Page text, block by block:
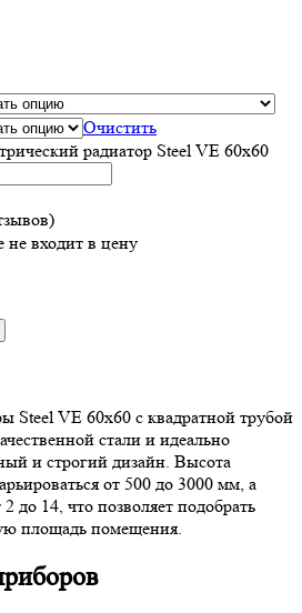
Очистить
радиатор Steel VE 60х60
не входит в цену
Steel VE 60х60 с квадратной трубой
стали и идеально
и строгий дизайн. Высота
от 500 до 3000 мм, а
до 14, что позволяет подобрать
площадь помещения.